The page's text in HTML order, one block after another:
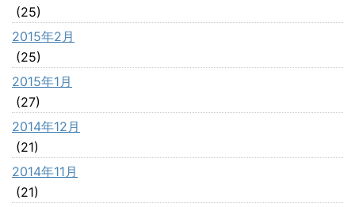
(25)
2015年2月
(25)
2015年1月
(27)
2014年12月
(21)
2014年11月
(21)